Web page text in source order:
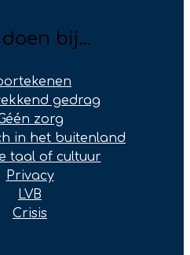
bij...
gedrag
zorg
in het buitenland
taal of cultuur
Privacy
LVB
Crisis